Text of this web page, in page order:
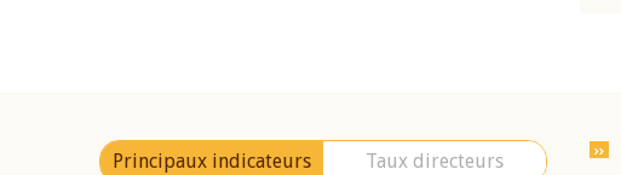
Principaux indicateurs Taux directeurs